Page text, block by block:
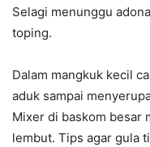
Selagi menunggu
toping.
Dalam mangkuk kecil
aduk sampai
Mixer di baskom besar
lembut. Tips agar gula